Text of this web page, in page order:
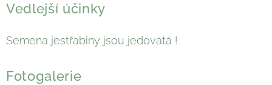
Vedlejší účinky
Semena jestřabiny jsou jedovatá !
Fotogalerie